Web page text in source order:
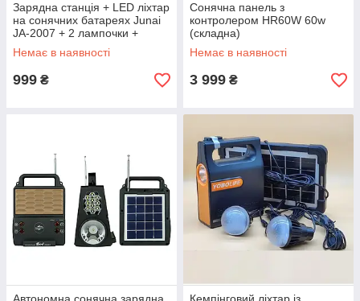
Зарядна станція + LED ліхтар
на сонячних батареях Junai
JA-2007 + 2 лампочки +
Power Bank
Немає в наявності
999 ₴
Сонячна панель з
контролером HR60W 60w
(складна)
Немає в наявності
3 999 ₴